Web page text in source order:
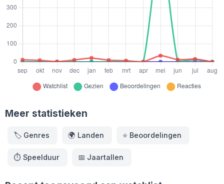
Meer statistieken
🏷️ Genres 🌍 Landen ⭐️ Beoordelingen
⏱️ Speelduur 📅 Jaartallen